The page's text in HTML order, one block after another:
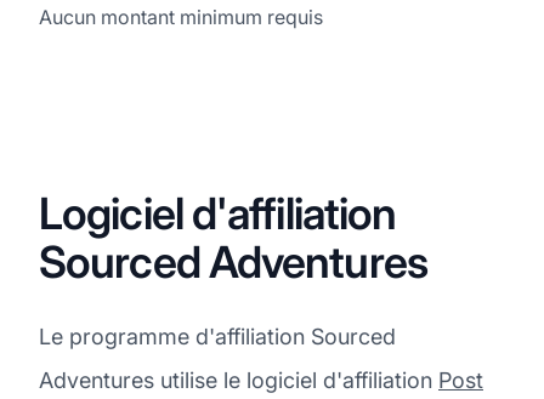
Aucun montant minimum requis
Logiciel d'affiliation
Sourced Adventures
Le programme d'affiliation Sourced
Adventures utilise le logiciel d'affiliation Post